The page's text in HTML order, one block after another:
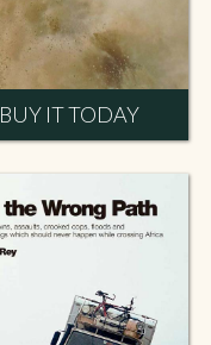
BUY IT TODAY